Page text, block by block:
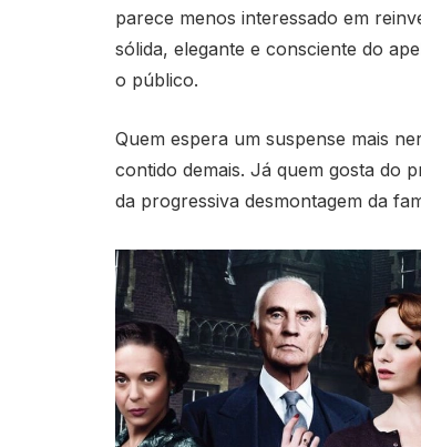
parece menos interessado em
sólida, elegante e consciente do
o público.
Quem espera um suspense mais
contido demais. Já quem gosta do
da progressiva desmontagem da